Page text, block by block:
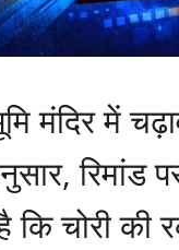
मंदिर में
रिमांड
चोरी की